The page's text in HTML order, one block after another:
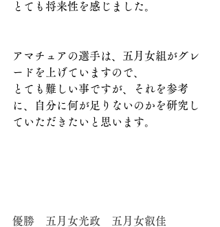
とても将来性を感じました。
アマチュアの選手は、五月女組がグレ
ードを上げていますので、
とても難しい事ですが、それを参考
に、自分に何が足りないのかを研究し
ていただきたいと思います。
優勝　五月女光政　五月女叡佳